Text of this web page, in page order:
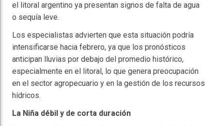
el litoral argentino ya presentan signos de falta de agua
o sequía leve.
Los especialistas advierten que esta situación podría
intensificarse hacia febrero, ya que los pronósticos
anticipan lluvias por debajo del promedio histórico,
especialmente en el litoral, lo que genera preocupación
en el sector agropecuario y en la gestión de los recursos
hídricos.
La Niña débil y de corta duración